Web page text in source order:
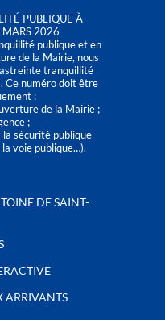
PUBLIQUE À
MARS 2026
publique et en
de la Mairie, nous
tranquillité
Ce numéro doit être
:
de la Mairie ;
;
sécurité publique
voie publique…).
DE SAINT-
ARRIVANTS